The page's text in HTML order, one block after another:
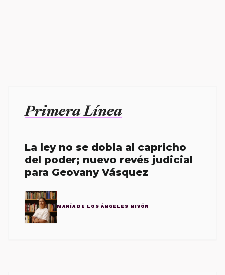
Primera Línea
La ley no se dobla al capricho
del poder; nuevo revés judicial
para Geovany Vásquez
MARÍA DE LOS ÁNGELES NIVÓN